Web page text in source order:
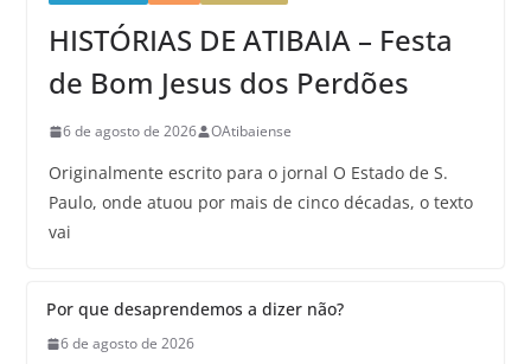
HISTÓRIAS DE ATIBAIA – Festa
de Bom Jesus dos Perdões
6 de agosto de 2026 OAtibaiense
Originalmente escrito para o jornal O Estado de S.
Paulo, onde atuou por mais de cinco décadas, o texto
vai
Por que desaprendemos a dizer não?
6 de agosto de 2026